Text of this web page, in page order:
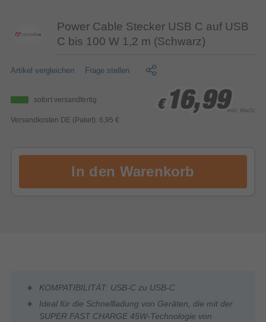
Power Cable Stecker USB C auf USB
C bis 100 W 1,2 m (Schwarz)
Artikel vergleichen Frage stellen
sofort versandfertig
Versandkosten DE (Paket): 6,95 €
€ 16,99
€ 16,99
€ 16,99inkl. MwSt.
KOMPATIBILITÄT: USB-C zu USB-C
Ideal für die Schnellladung von Geräten, die mit der
SUPER FAST CHARGE 45W-Technologie von